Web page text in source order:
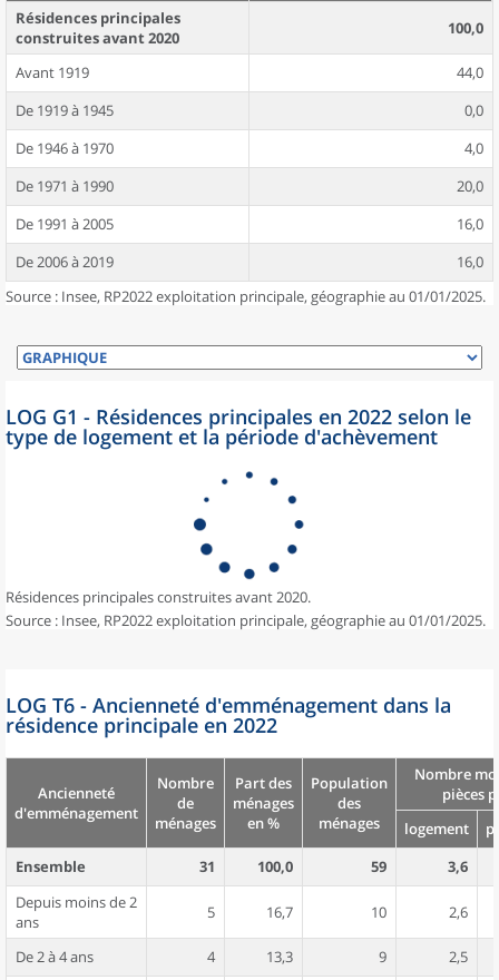
Résidences principales
construites avant 2020
100,0
Avant 1919
44,0
De 1919 à 1945
0,0
De 1946 à 1970
4,0
De 1971 à 1990
20,0
De 1991 à 2005
16,0
De 2006 à 2019
16,0
Source : Insee, RP2022 exploitation principale, géographie au 01/01/2025.
LOG G1 - Résidences principales en 2022 selon le
type de logement et la période d'achèvement
Résidences principales construites avant 2020.
Source : Insee, RP2022 exploitation principale, géographie au 01/01/2025.
LOG T6 - Ancienneté d'emménagement dans la
résidence principale en 2022
Ancienneté
d'emménagement
Nombre
de
ménages
Part des
ménages
en %
Population
des
ménages
Nombre
pièces
logement
Ensemble
31 100,0 59
3,6
Depuis moins de 2
ans
5 16,7 10 2,6
De 2 à 4 ans 4 13,3 9
2,5